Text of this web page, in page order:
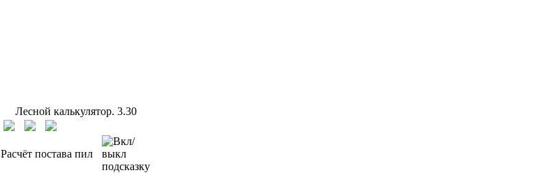
Лесной калькулятор. 3.30
Расчёт постава пил